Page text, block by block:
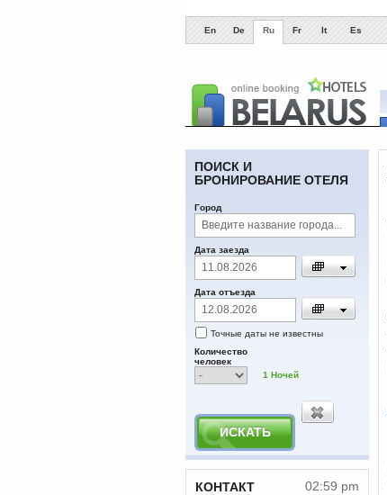
En De Ru Fr It Es
ПОИСК И
БРОНИРОВАНИЕ ОТЕЛЯ
Город
Дата заезда
Дата отъезда
Точные даты не известны
Количество
человек
1 Ночей
КОНТАКТ 02:59 pm